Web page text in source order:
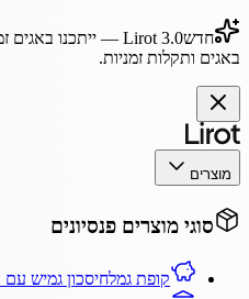
חדשLirot 3.0 — ייתכנו באגים
באגים ותקלות זמניות.
מוצרים
סוגי מוצרים פנסיונים
קופת גמלחיסכון גמיש